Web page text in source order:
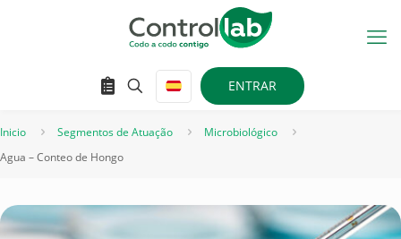
ENTRAR
Inicio Segmentos de Atuação
Microbiológico
Agua – Conteo de Hongo